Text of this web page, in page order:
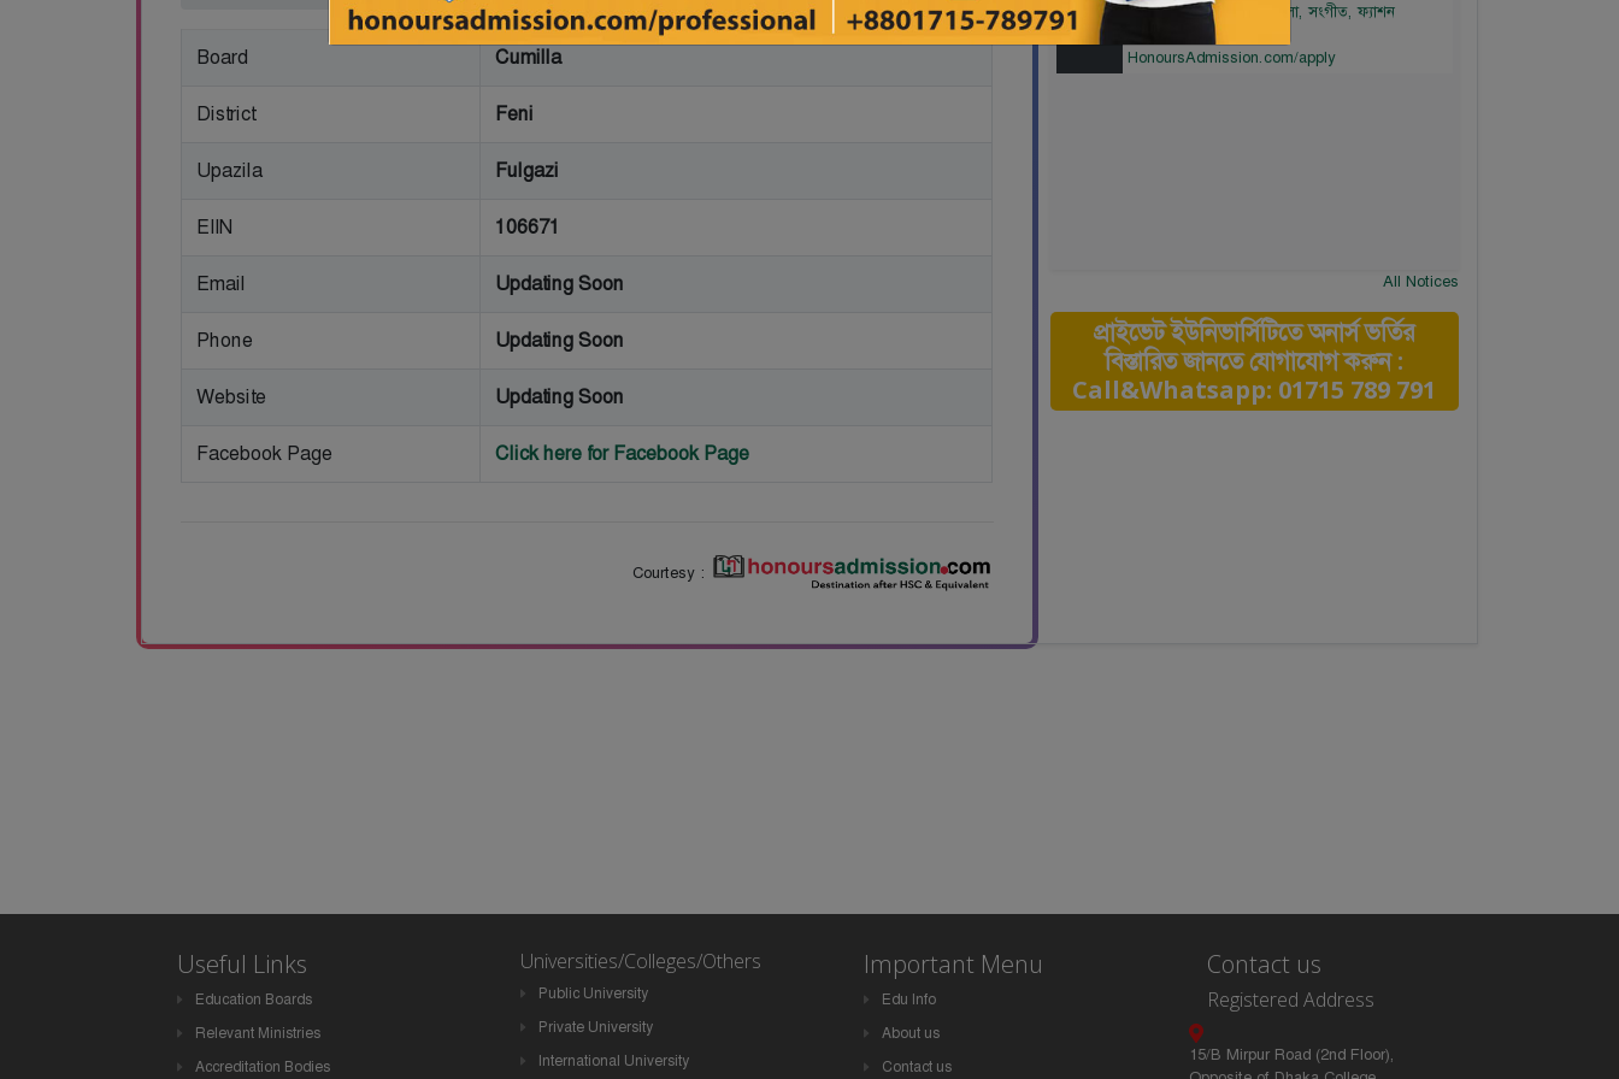
Board Cumilla
District Feni
Upazila Fulgazi
EIIN 106671
Email Updating Soon
Phone Updating Soon
Website Updating Soon
Facebook Page Click here for Facebook Page
Courtesy :
ডিজাইন। আবেদন লিংকঃ
HonoursAdmission.com/apply
All Notices
প্রাইভেট ইউনিভার্সিটিতে অনার্স ভর্তির
বিস্তারিত জানতে যোগাযোগ করুন :
Call&Whatsapp: 01715 789 791
Useful Links
Education Boards
Relevant Ministries
Accreditation Bodies
Universities/Colleges/Others
Public University
Private University
International University
Important Menu
Edu Info
About us
Contact us
Contact us
Registered Address
15/B Mirpur Road (2nd Floor),